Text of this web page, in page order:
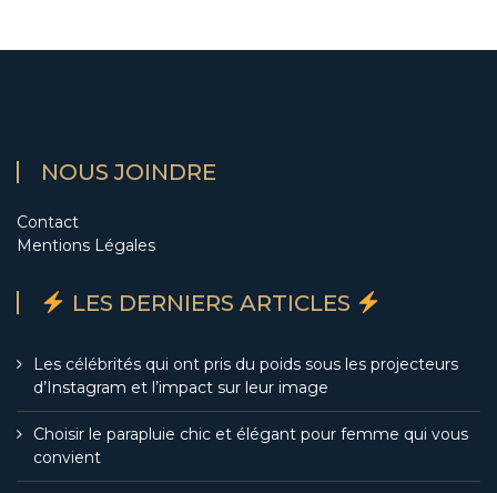
NOUS JOINDRE
Contact
Mentions Légales
LES DERNIERS ARTICLES
Les célébrités qui ont pris du poids sous les projecteurs
d’Instagram et l’impact sur leur image
Choisir le parapluie chic et élégant pour femme qui vous
convient